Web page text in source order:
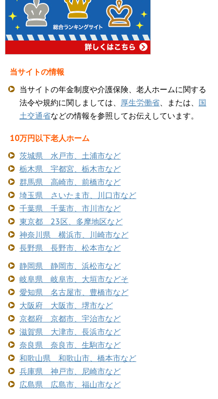
当サイトの情報
当サイトの年金制度や介護保険、老人ホームに関する
法令や規約に関しましては、 厚生労働省、または、 国
土交通省などの情報を参照してお伝えしています。
10万円以下老人ホーム
茨城県 水戸市、土浦市など
栃木県 宇都宮、栃木市など
群馬県 高崎市、前橋市など
埼玉県 さいたま市、川口市など
千葉県 千葉市、市川市など
東京都 23区、多摩地区など
神奈川県 横浜市、川崎市など
長野県 長野市、松本市など
静岡県 静岡市、浜松市など
岐阜県 岐阜市、大垣市などそ
愛知県 名古屋市、豊橋市など
大阪府 大阪市、堺市など
京都府 京都市、宇治市など
滋賀県 大津市、長浜市など
奈良県 奈良市、生駒市など
和歌山県 和歌山市、橋本市など
兵庫県 神戸市、尼崎市など
広島県 広島市、福山市など